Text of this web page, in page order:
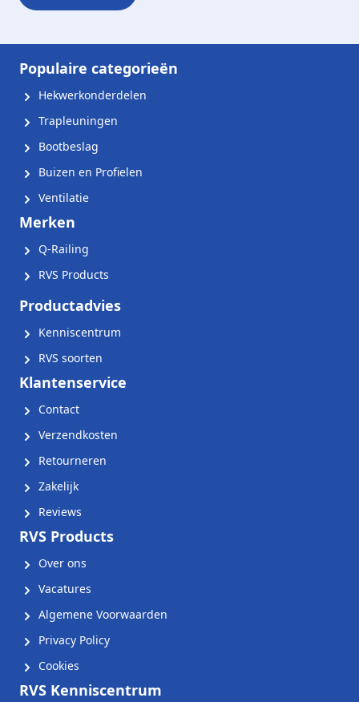
Populaire categorieën
Hekwerkonderdelen
Trapleuningen
Bootbeslag
Buizen en Profielen
Ventilatie
Merken
Q-Railing
RVS Products
Productadvies
Kenniscentrum
RVS soorten
Klantenservice
Contact
Verzendkosten
Retourneren
Zakelijk
Reviews
RVS Products
Over ons
Vacatures
Algemene Voorwaarden
Privacy Policy
Cookies
RVS Kenniscentrum